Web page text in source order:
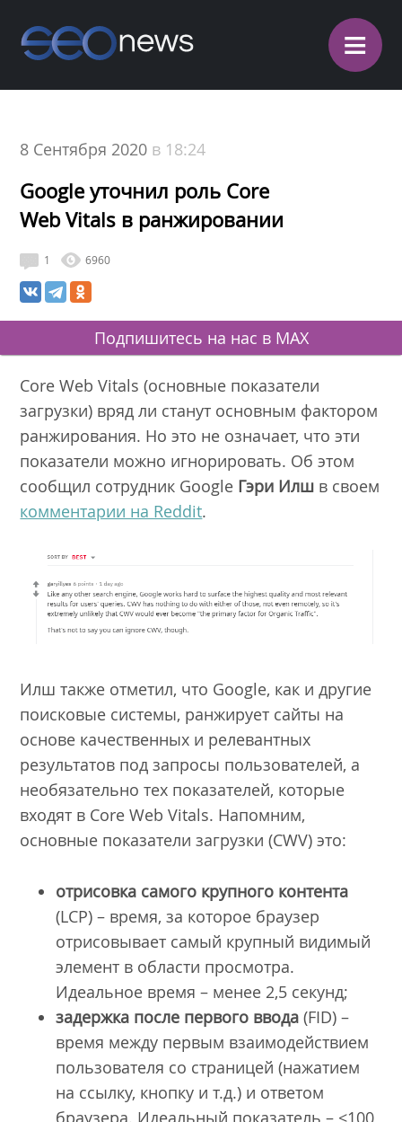
≡
8 Сентября 2020 в 18:24
Google уточнил роль Core
Web Vitals в ранжировании
1 6960
Подпишитесь на нас в MAX
Core Web Vitals (основные показатели
загрузки) вряд ли станут основным фактором
ранжирования. Но это не означает, что эти
показатели можно игнорировать. Об этом
сообщил сотрудник Google Гэри Илш в своем
комментарии на Reddit.
Илш также отметил, что Google, как и другие
поисковые системы, ранжирует сайты на
основе качественных и релевантных
результатов под запросы пользователей, а
необязательно тех показателей, которые
входят в Core Web Vitals. Напомним,
основные показатели загрузки (CWV) это:
отрисовка самого крупного контента
(LCP) – время, за которое браузер
отрисовывает самый крупный видимый
элемент в области просмотра.
Идеальное время – менее 2,5 секунд;
задержка после первого ввода (FID) –
время между первым взаимодействием
пользователя со страницей (нажатием
на ссылку, кнопку и т.д.) и ответом
браузера. Идеальный показатель – <100